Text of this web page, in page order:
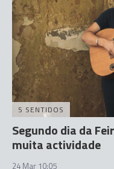
5 SENTIDOS
Segundo dia da
muita actividade
24 Mar 10:05